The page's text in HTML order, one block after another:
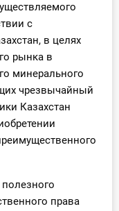
с
в целях
рынка в
минерального
чрезвычайный
Казахстан
права